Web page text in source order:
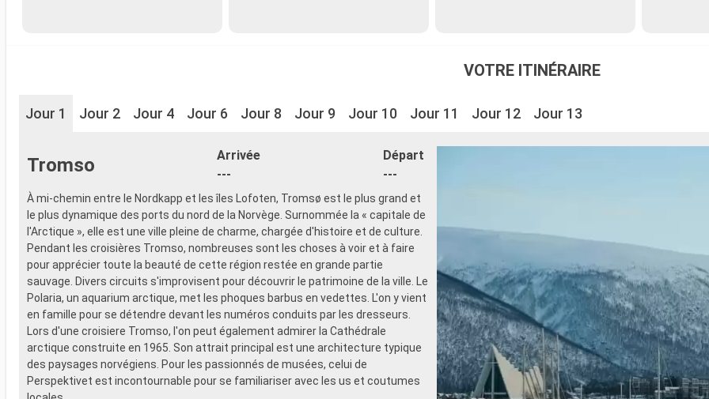
VOTRE ITINÉRAIRE
Jour 1 Jour 2 Jour 4 Jour 6 Jour 8 Jour 9 Jour 10 Jour 11 Jour 12 Jour 13
Tromso
Arrivée
---
Départ
---
À mi-chemin entre le Nordkapp et les îles Lofoten, Tromsø est le plus grand et
le plus dynamique des ports du nord de la Norvège. Surnommée la « capitale de
l'Arctique », elle est une ville pleine de charme, chargée d'histoire et de culture.
Pendant les croisières Tromso, nombreuses sont les choses à voir et à faire
pour apprécier toute la beauté de cette région restée en grande partie
sauvage. Divers circuits s'improvisent pour découvrir le patrimoine de la ville. Le
Polaria, un aquarium arctique, met les phoques barbus en vedettes. L'on y vient
en famille pour se détendre devant les numéros conduits par les dresseurs.
Lors d'une croisiere Tromso, l'on peut également admirer la Cathédrale
arctique construite en 1965. Son attrait principal est une architecture typique
des paysages norvégiens. Pour les passionnés de musées, celui de
Perspektivet est incontournable pour se familiariser avec les us et coutumes